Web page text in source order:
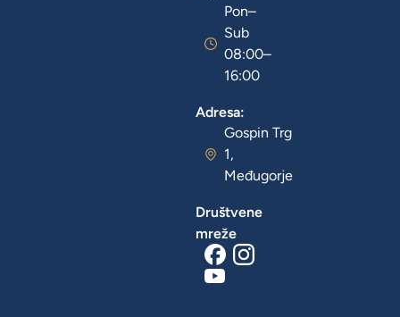
Pon–
Sub
08:00–
16:00
Adresa:
Gospin Trg
1,
Međugorje
Društvene
mreže